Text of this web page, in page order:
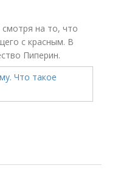
на то, что
с красным. В
Пиперин.